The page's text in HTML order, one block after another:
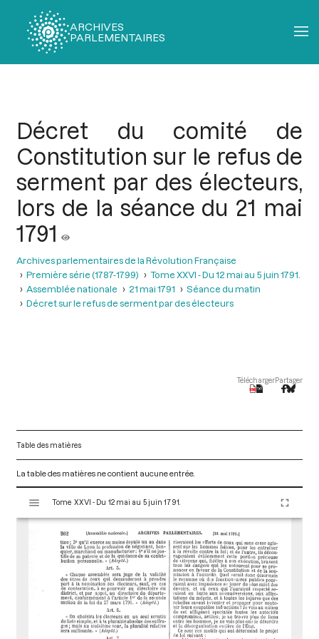
ARCHIVES
PARLEMENTAIRES
Décret du comité de
Constitution sur le refus de
serment par des électeurs,
lors de la séance du 21 mai
1791
Archives parlementaires de la Révolution Française
Première série (1787-1799)
Tome XXVI - Du 12 mai au 5 juin 1791.
Assemblée nationale
21 mai 1791
Séance du matin
Décret sur le refus de serment par des électeurs
TéléchargerPartager
Table des matières
La table des matières ne contient aucune entrée.
s
Tome XXVI - Du 12 mai au 5 juin 1791.